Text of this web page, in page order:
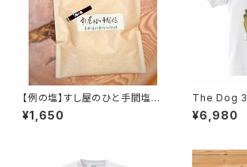
【例の塩】すし屋のひと手間塩10
0gスマートレター対応品
¥1,650
The Dog 3
¥6,980